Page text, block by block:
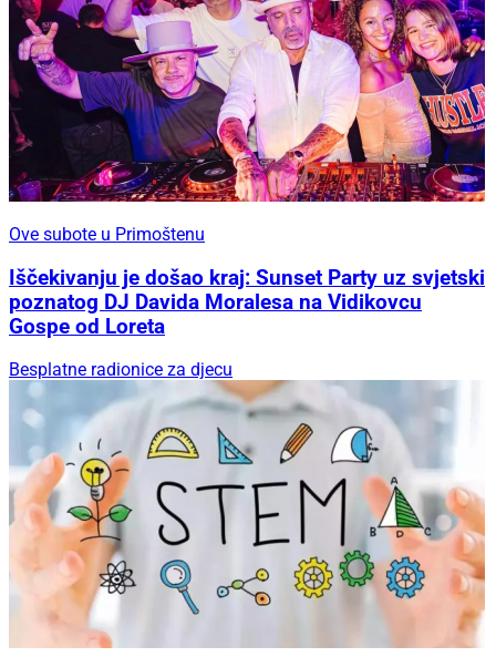
Ove subote u Primoštenu
Iščekivanju je došao kraj: Sunset Party uz svjetski
poznatog DJ Davida Moralesa na Vidikovcu
Gospe od Loreta
Besplatne radionice za djecu